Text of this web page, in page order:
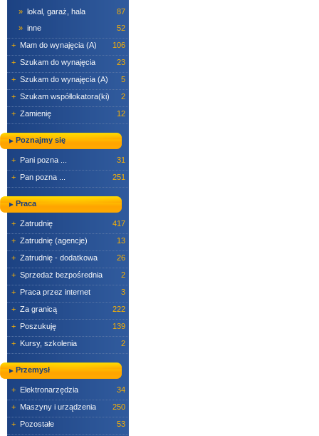
» lokal, garaż, hala
87
» inne
52
+ Mam do wynajęcia (A)
106
+ Szukam do wynajęcia
23
+ Szukam do wynajęcia (A)
5
+ Szukam współlokatora(ki)
2
+ Zamienię 12
Poznajmy się
+ Pani pozna ...
31
+ Pan pozna ... 251
Praca
+ Zatrudnię
417
+ Zatrudnię (agencje)
13
+ Zatrudnię - dodatkowa
26
+ Sprzedaż bezpośrednia
2
+ Praca przez internet
3
+ Za granicą
222
+ Poszukuję
139
+ Kursy, szkolenia 2
Przemysł
+ Elektronarzędzia
34
+ Maszyny i urządzenia
250
+ Pozostałe 53